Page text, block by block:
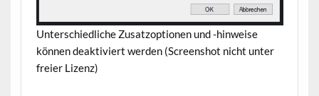
Unterschiedliche Zusatzoptionen und -hinweise
können deaktiviert werden (Screenshot nicht unter
freier Lizenz)